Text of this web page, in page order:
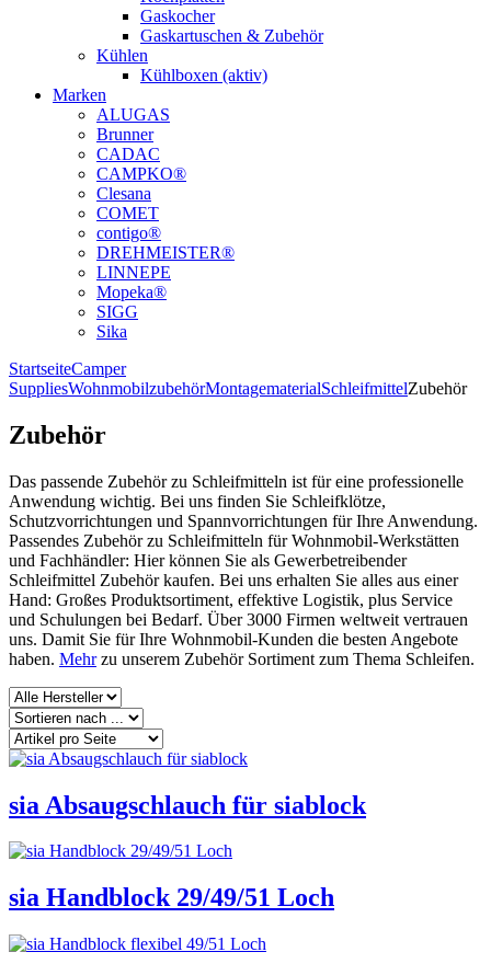
Gaskocher
Gaskartuschen & Zubehör
Kühlen
Kühlboxen (aktiv)
Marken
ALUGAS
Brunner
CADAC
CAMPKO®
Clesana
COMET
contigo®
DREHMEISTER®
LINNEPE
Mopeka®
SIGG
Sika
StartseiteCamper
SuppliesWohnmobilzubehörMontagematerialSchleifmittelZubehör
Zubehör
Das passende Zubehör zu Schleifmitteln ist für eine professionelle
Anwendung wichtig. Bei uns finden Sie Schleifklötze,
Schutzvorrichtungen und Spannvorrichtungen für Ihre Anwendung.
Passendes Zubehör zu Schleifmitteln für Wohnmobil-Werkstätten
und Fachhändler: Hier können Sie als Gewerbetreibender
Schleifmittel Zubehör kaufen. Bei uns erhalten Sie alles aus einer
Hand: Großes Produktsortiment, effektive Logistik, plus Service
und Schulungen bei Bedarf. Über 3000 Firmen weltweit vertrauen
uns. Damit Sie für Ihre Wohnmobil-Kunden die besten Angebote
haben. Mehrzu unserem Zubehör Sortiment zum Thema Schleifen.
sia Absaugschlauch für siablock
sia Handblock 29/49/51 Loch